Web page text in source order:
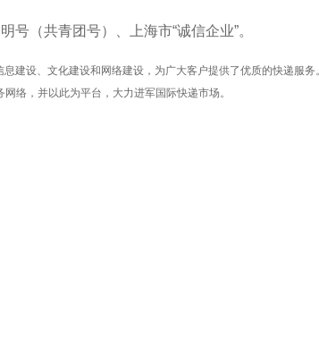
（共青团号）、上海市“诚信企业”。
建设、文化建设和网络建设，为广大客户提供了优质的快递服
络，并以此为平台，大力进军国际快递市场。